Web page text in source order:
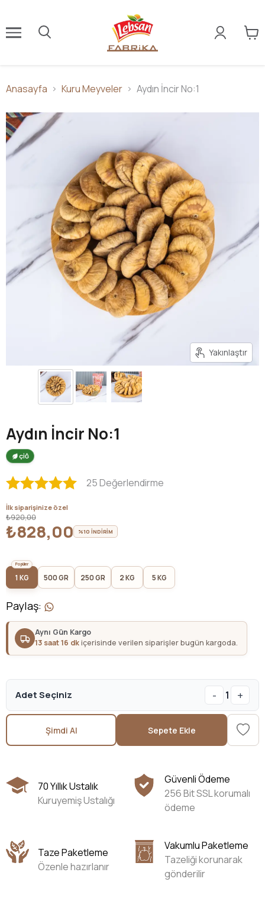
Anasayfa Kuru Meyveler Aydın İncir No:1
Yakınlaştır
Aydın İncir No:1
ÇİĞ
25 Değerlendirme
İlk siparişinize özel
₺920,00
₺828,00 %10 İNDİRİM
1 KG 500 GR 250 GR 2 KG 5 KG
Paylaş:
Aynı Gün Kargo
13 saat 16 dkiçerisinde verilen siparişler bugün kargoda.
Adet Seçiniz - 1 +
Şimdi Al Sepete Ekle
70 Yıllık Ustalık
Kuruyemiş Ustalığı
Güvenli Ödeme
256 Bit SSL korumalı
ödeme
Taze Paketleme
Özenle hazırlanır
Vakumlu Paketleme
Tazeliği korunarak
gönderilir